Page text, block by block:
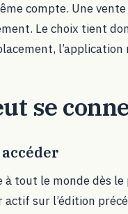
compte. Une
Le choix tient
se
à tout le monde dès
sur l’édition